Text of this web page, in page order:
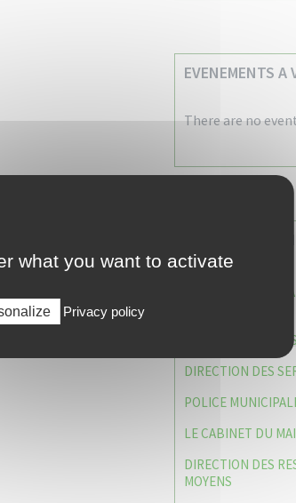
EVENEMENTS A
There are no
VOS SERVICES
CENTRE
CAISSE DES ÉCOLES
DIRECTION DES
POLICE
LE CABINET DU
DIRECTION DES
MOYENS
what you want to activate
Privacy policy